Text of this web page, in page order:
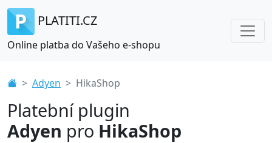
PLATITI.CZ
Online platba do Vašeho e-shopu
Adyen HikaShop
Platební plugin
Adyen pro HikaShop